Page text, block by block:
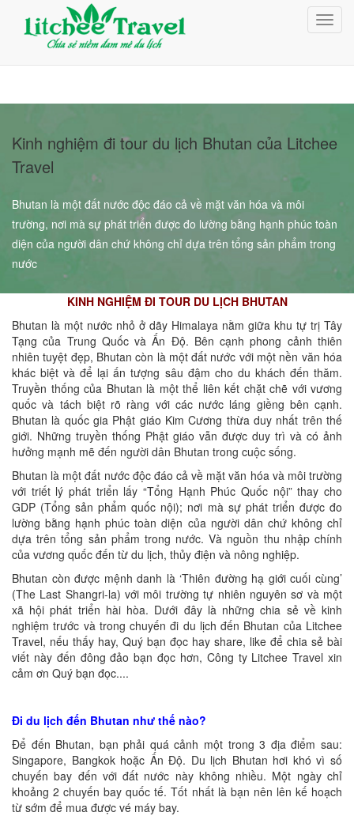
Giỏ Hàng (0)
Đăng nhập
Đăng ký
Kinh nghiệm đi tour du lịch Bhutan của Litchee
Travel
Bhutan là một đất nước độc đáo cả về mặt văn hóa và môi
trường, nơi mà sự phát triển được đo lường bằng hạnh phúc toàn
diện của người dân chứ không chỉ dựa trên tổng sản phẩm trong
nước
KINH NGHIỆM ĐI TOUR DU LỊCH BHUTAN
Bhutan là một nước nhỏ ở dãy Himalaya nằm giữa khu tự trị Tây
Tạng của Trung Quốc và Ấn Độ. Bên cạnh phong cảnh thiên
nhiên tuyệt đẹp, Bhutan còn là một đất nước với một nền văn hóa
khác biệt và để lại ấn tượng sâu đậm cho du khách đến thăm.
Truyền thống của Bhutan là một thể liên kết chặt chẽ với vương
quốc và tách biệt rõ ràng với các nước láng giềng bên cạnh.
Bhutan là quốc gia Phật giáo Kim Cương thừa duy nhất trên thế
giới. Những truyền thống Phật giáo vẫn được duy trì và có ảnh
hưởng mạnh mẽ đến người dân Bhutan trong cuộc sống.
Bhutan là một đất nước độc đáo cả về mặt văn hóa và môi trường
với triết lý phát triển lấy “Tổng Hạnh Phúc Quốc nội” thay cho
GDP (Tổng sản phẩm quốc nội); nơi mà sự phát triển được đo
lường bằng hạnh phúc toàn diện của người dân chứ không chỉ
dựa trên tổng sản phẩm trong nước. Và nguồn thu nhập chính
của vương quốc đến từ du lịch, thủy điện và nông nghiệp.
Bhutan còn được mệnh danh là ‘Thiên đường hạ giới cuối cùng’
(The Last Shangri-la) với môi trường tự nhiên nguyên sơ và một
xã hội phát triển hài hòa. Dưới đây là những chia sẻ về kinh
nghiệm trước và trong chuyến đi du lịch đến Bhutan của Litchee
Travel, nếu thấy hay, Quý bạn đọc hay share, like để chia sẻ bài
viết này đến đông đảo bạn đọc hơn, Công ty Litchee Travel xin
cảm ơn Quý bạn đọc....
Đi du lịch đến Bhutan như thế nào?
Để đến Bhutan, bạn phải quá cảnh một trong 3 địa điểm sau:
Singapore, Bangkok hoặc Ấn Độ. Du lịch Bhutan hơi khó vì số
chuyến bay đến với đất nước này không nhiều. Một ngày chỉ
khoảng 2 chuyến bay quốc tế. Tốt nhất là bạn nên lên kế hoạch
từ sớm để mua được vé máy bay.